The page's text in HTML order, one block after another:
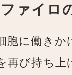
ァイロ
胞に働きか
再び持ち上